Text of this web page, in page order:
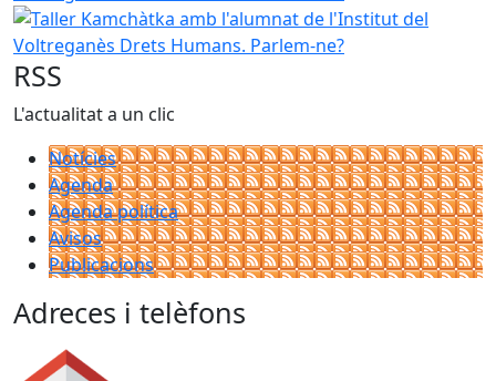
Taller Kamchàtka amb l'alumnat de l'Institut del
RSS
L'actualitat a un clic
Notícies
Agenda
Agenda política
Avisos
Publicacions
Adreces i telèfons